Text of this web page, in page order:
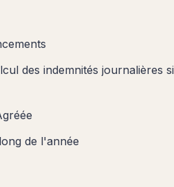
des indemnités journalières si
de l'année